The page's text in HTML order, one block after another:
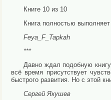
Книге 10 из 10
Книга полностью
Feya_F_Tapkah
***
Давно ждал подобную
всё время присутствует
быстрого развития. Но с этой
Сергей Якушев